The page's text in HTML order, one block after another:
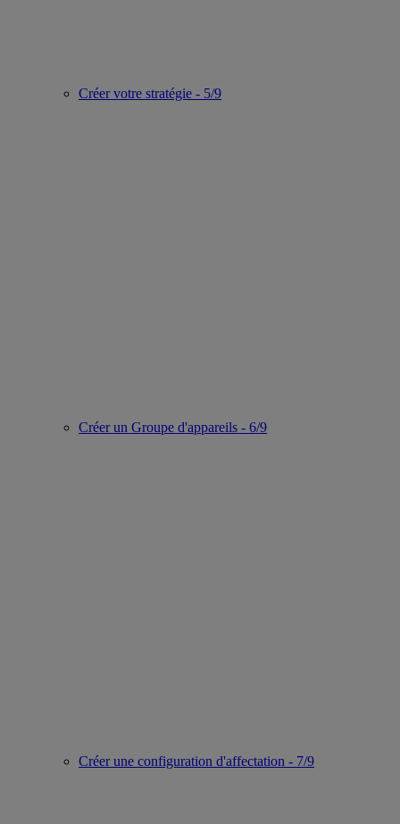
Créer votre stratégie - 5/9
Créer un Groupe d'appareils - 6/9
Créer une configuration d'affectation - 7/9